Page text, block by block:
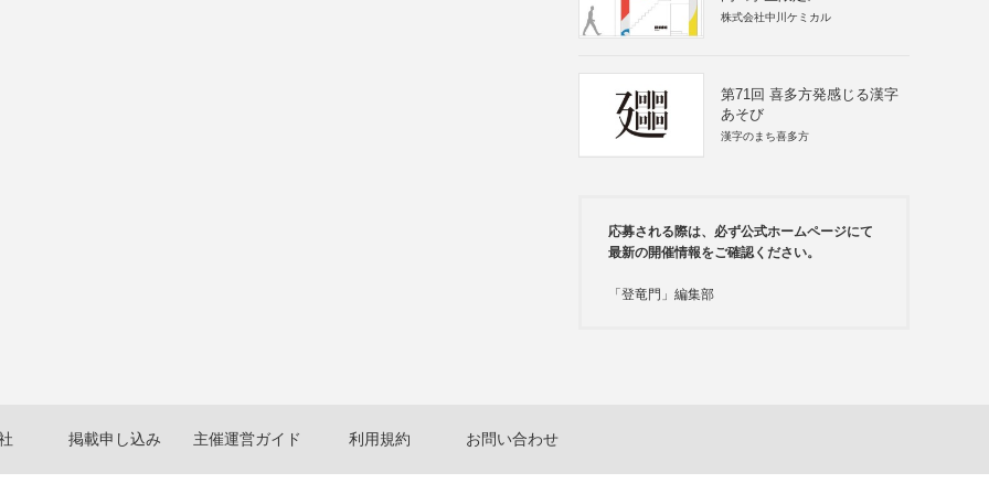
株式会社中川ケミカル
第71回 喜多方発感じる漢字
あそび
漢字のまち喜多方
応募される際は、必ず公式ホームページにて
最新の開催情報をご確認ください。
「登竜門」編集部
掲載申し込み 主催運営ガイド 利用規約 お問い合わせ